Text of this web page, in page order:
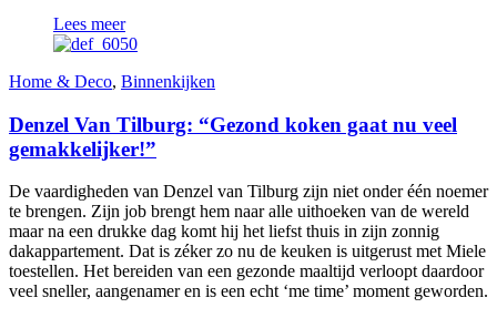
Lees meer
Home & Deco, Binnenkijken
Denzel Van Tilburg: “Gezond koken gaat nu veel
gemakkelijker!”
De vaardigheden van Denzel van Tilburg zijn niet onder één noemer
te brengen. Zijn job brengt hem naar alle uithoeken van de wereld
maar na een drukke dag komt hij het liefst thuis in zijn zonnig
dakappartement. Dat is zéker zo nu de keuken is uitgerust met Miele
toestellen. Het bereiden van een gezonde maaltijd verloopt daardoor
veel sneller, aangenamer en is een echt ‘me time’ moment geworden.